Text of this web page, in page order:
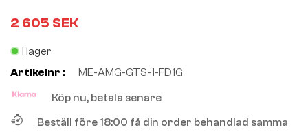
2 605 SEK
I lager
Artikelnr :
ME-AMG-GTS-1-FD1G
Köp nu, betala senare
Beställ före 18:00 få din order behandlad samma